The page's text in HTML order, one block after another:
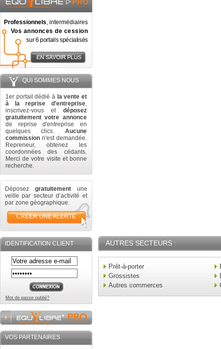
Professionnels, intermédiaires
Vos annonces de cession
sur 6 portails spécialisés
QUI SOMMES NOUS
1er portail dédié à la vente et
à la reprise d'entreprise,
inscrivez-vous et déposez
gratuitement votre annonce
de reprise d'entreprise en
quelques clics. Aucune
commission n'est demandée.
Repreneur, obtenez les
coordonnées des cédants.
Merci de votre visite et bonne
recherche.
Déposez gratuitement une
veille par secteur d’activité et
par zone géographique.
CRÉER UNE ALERTE
IDENTIFICATION CLIENT
Mot de passe oublié?
VOS PARTENAIRES
AUTRES SECTEURS :
Prêt-à-porter
Grossistes
Autres commerces